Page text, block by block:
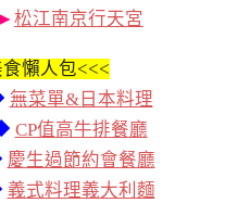
► 松江南京行天宮
懶人包<<<
無菜單&日本料理
CP值高牛排餐廳
慶生過節約會餐廳
義式料理義大利麵